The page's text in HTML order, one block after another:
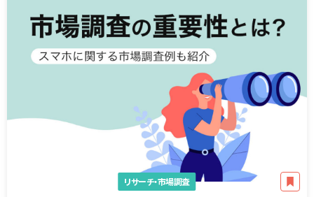
リサーチ・市場調査